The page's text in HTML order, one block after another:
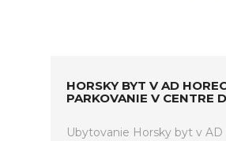
HORSKY BYT V AD
PARKOVANIE V CENTRE
Ubytovanie Horsky byt v AD